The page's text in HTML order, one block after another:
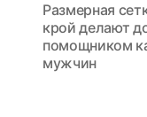
Размерная
крой делают
помощником
мужчин